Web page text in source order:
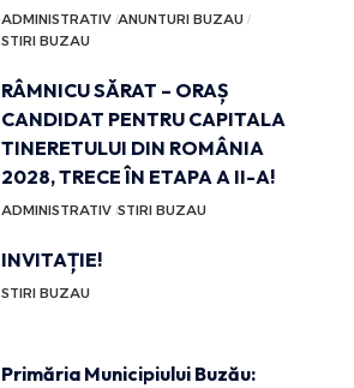
ADMINISTRATIV ANUNTURI BUZAU
STIRI BUZAU
RÂMNICU SĂRAT – ORAȘ
CANDIDAT PENTRU CAPITALA
TINERETULUI DIN ROMÂNIA
2028, TRECE ÎN ETAPA A II-A!
ADMINISTRATIV STIRI BUZAU
INVITAȚIE!
STIRI BUZAU
Primăria Municipiului Buzău: